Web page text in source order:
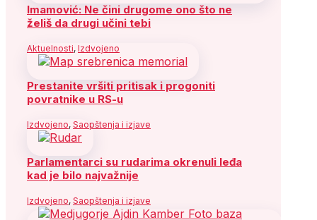
Imamović: Ne čini drugome ono što ne
želiš da drugi učini tebi
Aktuelnosti, Izdvojeno
Prestanite vršiti pritisak i progoniti
povratnike u RS-u
Izdvojeno, Saopštenja i izjave
Parlamentarci su rudarima okrenuli leđa
kad je bilo najvažnije
Izdvojeno, Saopštenja i izjave